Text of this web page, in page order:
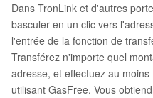
Dans TronLink et d'autres
basculer en un clic vers
l'entrée de la fonction de
Transférez n'importe quel
adresse, et effectuez au
utilisant GasFree. Vous